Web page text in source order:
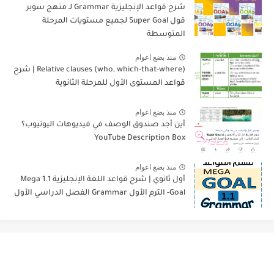
شرح قواعد الإنجليزية Grammar لـ منهج سوبر
قول Super Goal لجميع مستويات المرحلة
المتوسطة
منذ بضع اعوام
Relative clauses (who, which-that-where) | شرح
قواعد المستوى الأول للمرحلة الثانوية
منذ بضع اعوام
أين أجد صندوق الوصف في فيديوهات اليوتيوب؟
YouTube Description Box
منذ بضع اعوام
أول ثانوي | شرح قواعد اللغة الإنجليزية 1.1 Mega
Goal- الترم الأول Grammar الفصل الدراسي الأول